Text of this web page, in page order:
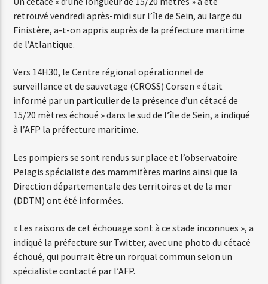
Web-Radio-Années 100% 80s
07:00 22:00
Web-Radio-Le-Mosquitos
Web-Radio-Années 70
Web-Radio-Années 80
retrouvé vendredi après-midi sur l’île de Sein, au large du
Finistère, a-t-on appris auprès de la préfecture maritime
de l’Atlantique.
Vers 14H30, le Centre régional opérationnel de
surveillance et de sauvetage (CROSS) Corsen « était
informé par un particulier de la présence d’un cétacé de
15/20 mètres échoué » dans le sud de l’île de Sein, a indiqué
à l’AFP la préfecture maritime.
Les pompiers se sont rendus sur place et l’observatoire
Pelagis spécialiste des mammifères marins ainsi que la
Direction départementale des territoires et de la mer
(DDTM) ont été informées.
« Les raisons de cet échouage sont à ce stade inconnues », a
indiqué la préfecture sur Twitter, avec une photo du cétacé
échoué, qui pourrait être un rorqual commun selon un
spécialiste contacté par l’AFP.